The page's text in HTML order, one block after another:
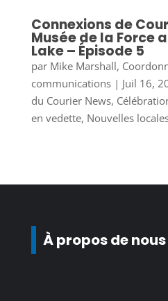
Connexions de
Musée de la Force
Lake – Épisode 5
par Mike Marshall,
communications| Juil 16,
du Courier News,
en vedette, Nouvelles
À propos de nous